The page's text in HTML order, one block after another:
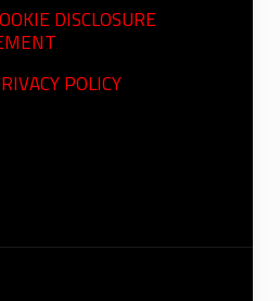
DISCLOSURE
POLICY